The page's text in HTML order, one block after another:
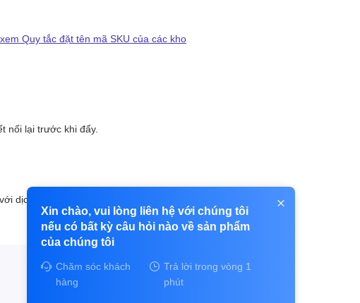
Xin chào, vui lòng liên hệ với chúng tôi
nếu có bất kỳ câu hỏi nào về sản phẩm
của chúng tôi
Chăm sóc khách
hàng
Trả lời trong vòng 1
phút